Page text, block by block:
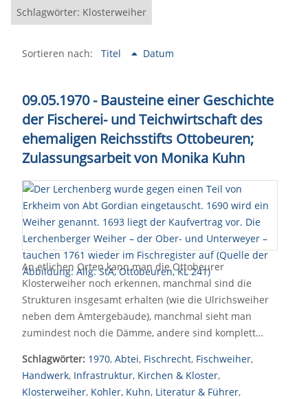
Schlagwörter: Klosterweiher
Sortieren nach: Titel Datum
09.05.1970 - Bausteine einer Geschichte
der Fischerei- und Teichwirtschaft des
ehemaligen Reichsstifts Ottobeuren;
Zulassungsarbeit von Monika Kuhn
An etlichen Orten kann man die Ottobeurer
Klosterweiher noch erkennen, manchmal sind die
Strukturen insgesamt erhalten (wie die Ulrichsweiher
neben dem Ämtergebäude), manchmal sieht man
zumindest noch die Dämme, andere sind komplett…
Schlagwörter: 1970, Abtei, Fischrecht, Fischweiher,
Handwerk, Infrastruktur, Kirchen & Kloster,
Klosterweiher, Kohler, Kuhn, Literatur & Führer,